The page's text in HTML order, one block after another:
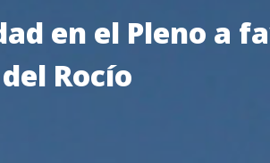
en el Pleno a
Rocío